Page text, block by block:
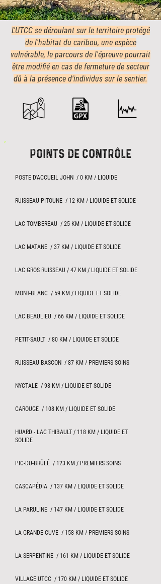
L'UTCC se déroulant sur le territoire protégé
de l'habitat du caribou, une espèce
vulnérable, le parcours de l'épreuve pourrait
être modifié en cas de fermeture de secteur
dû à la présence d'individus sur le sentier.
POINTS DE CONTRÔLE
POSTE D'ACCUEIL JOHN / 0 KM / LIQUIDE
RUISSEAU PITOUNE / 12 KM / LIQUIDE ET SOLIDE
LAC TOMBEREAU / 25 KM / LIQUIDE ET SOLIDE
LAC MATANE / 37 KM / LIQUIDE ET SOLIDE
LAC GROS RUISSEAU / 47 KM / LIQUIDE ET SOLIDE
MONT-BLANC / 59 KM / LIQUIDE ET SOLIDE
LAC BEAULIEU / 66 KM / LIQUIDE ET SOLIDE
PETIT-SAULT / 80 KM / LIQUIDE ET SOLIDE
RUISSEAU BASCON / 87 KM / PREMIERS SOINS
NYCTALE / 98 KM / LIQUIDE ET SOLIDE
CAROUGE / 108 KM / LIQUIDE ET SOLIDE
HUARD - LAC THIBAULT / 118 KM / LIQUIDE ET
SOLIDE
PIC-DU-BRÛLÉ / 123 KM / PREMIERS SOINS
CASCAPÉDIA / 137 KM / LIQUIDE ET SOLIDE
LA PARULINE / 147 KM / LIQUIDE ET SOLIDE
LA GRANDE CUVE / 158 KM / PREMIERS SOINS
LA SERPENTINE / 161 KM / LIQUIDE ET SOLIDE
VILLAGE UTCC / 170 KM / LIQUIDE ET SOLIDE